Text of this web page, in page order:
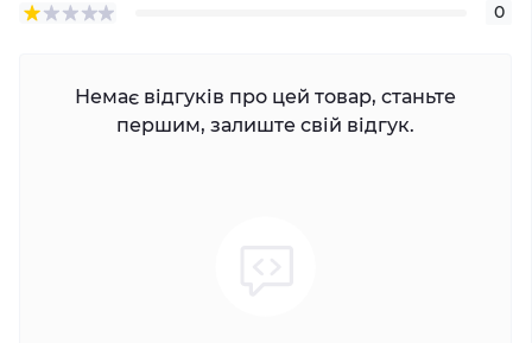
0
Немає відгуків про цей товар, станьте
першим, залиште свій відгук.